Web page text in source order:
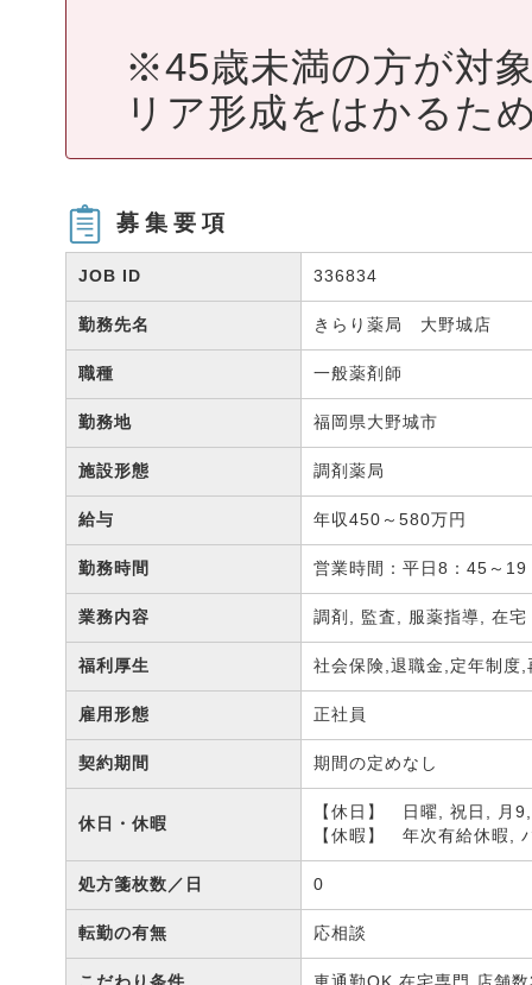
※45歳未満の方が対
リア形成をはかるた
募集要項
JOB ID 336834
勤務先名 きらり薬局 大野城店
職種 一般薬剤師
勤務地 福岡県大野城市
施設形態 調剤薬局
給与 年収450～580万円
勤務時間 営業時間：平日8：45～
業務内容 調剤, 監査, 服薬指導, 在宅
福利厚生 社会保険,退職金,定年制度
雇用形態 正社員
契約期間 期間の定めなし
休日・休暇
【休日】 日曜, 祝日, 月
【休暇】 年次有給休暇,
処方箋枚数／日 0
転勤の有無 応相談